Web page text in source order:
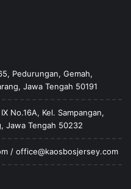
Pedurungan, Gemah,
Jawa Tengah 50191
No.16A, Kel. Sampangan,
Jawa Tengah 50232
/ office@kaosbosjersey.com